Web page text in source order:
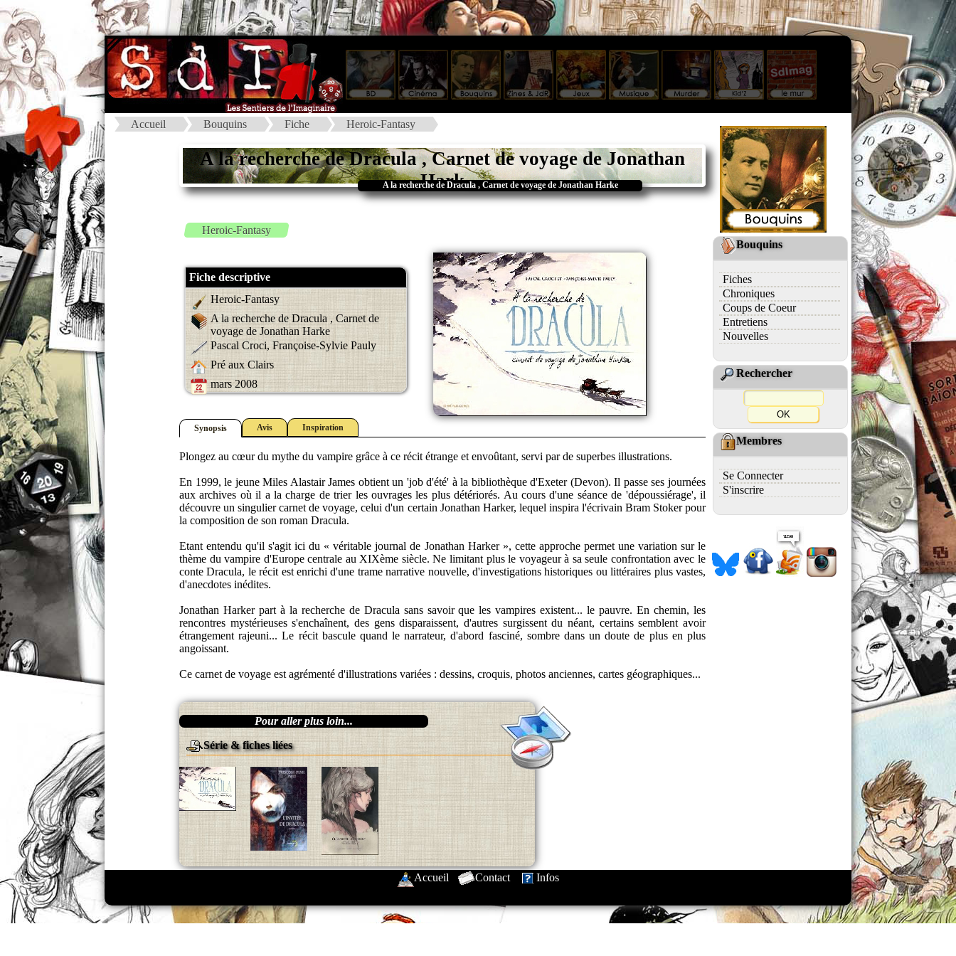
Accueil Bouquins Fiche Heroic-Fantasy
A la recherche de Dracula , Carnet de voyage de Jonathan
Hark
A la recherche de Dracula , Carnet de voyage de Jonathan Harke
Heroic-Fantasy
Fiche descriptive
Heroic-Fantasy
A la recherche de Dracula , Carnet de
voyage de Jonathan Harke
Pascal Croci, Françoise-Sylvie Pauly
Pré aux Clairs
mars 2008
Synopsis Avis Inspiration
Plongez au cœur du mythe du vampire grâce à ce récit étrange et envoûtant, servi par de superbes illustrations.
En 1999, le jeune Miles Alastair James obtient un 'job d'été' à la bibliothèque d'Exeter (Devon). Il passe ses journées
aux archives où il a la charge de trier les ouvrages les plus détériorés. Au cours d'une séance de 'dépoussiérage', il
découvre un singulier carnet de voyage, celui d'un certain Jonathan Harker, lequel inspira l'écrivain Bram Stoker pour
la composition de son roman Dracula.
Etant entendu qu'il s'agit ici du « véritable journal de Jonathan Harker », cette approche permet une variation sur le
thème du vampire d'Europe centrale au XIXème siècle. Ne limitant plus le voyageur à sa seule confrontation avec le
conte Dracula, le récit est enrichi d'une trame narrative nouvelle, d'investigations historiques ou littéraires plus vastes,
d'anecdotes inédites.
Jonathan Harker part à la recherche de Dracula sans savoir que les vampires existent... le pauvre. En chemin, les
rencontres mystérieuses s'enchaînent, des gens disparaissent, d'autres surgissent du néant, certains semblent avoir
étrangement rajeuni... Le récit bascule quand le narrateur, d'abord fasciné, sombre dans un doute de plus en plus
angoissant.
Ce carnet de voyage est agrémenté d'illustrations variées : dessins, croquis, photos anciennes, cartes géographiques...
Pour aller plus loin...
Série & fiches liées
Bouquins
Fiches
Chroniques
Coups de Coeur
Entretiens
Nouvelles
Rechercher
Membres
Se Connecter
S'inscrire
Accueil Contact Infos